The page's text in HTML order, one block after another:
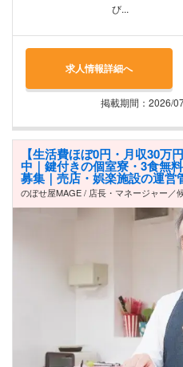
び...
求人情報詳細へ
掲載期間：2026/
【生活費ほぼ0円・月収30万
中｜鍵付きの個室寮・3食無
募集｜売店・娯楽施設の運営
のぼせ屋MAGE / 店長・マネージャー／